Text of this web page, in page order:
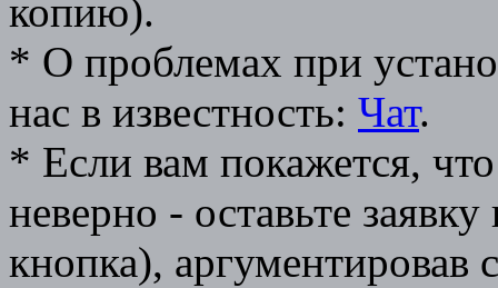
копию).
* О проблемах при
нас в известность: Чат.
* Если вам покажется,
неверно - оставьте
кнопка), аргументировав